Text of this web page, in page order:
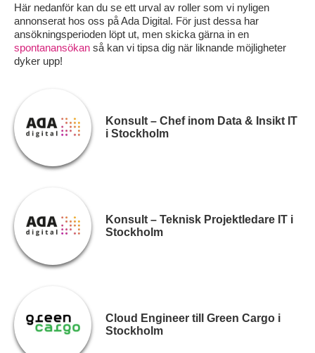
Här nedanför kan du se ett urval av roller som vi nyligen
annonserat hos oss på Ada Digital. För just dessa har
ansökningsperioden löpt ut, men skicka gärna in en
spontanansökan så kan vi tipsa dig när liknande möjligheter
dyker upp!
Konsult – Chef inom Data & Insikt IT
i Stockholm
Konsult – Teknisk Projektledare IT i
Stockholm
Cloud Engineer till Green Cargo i
Stockholm